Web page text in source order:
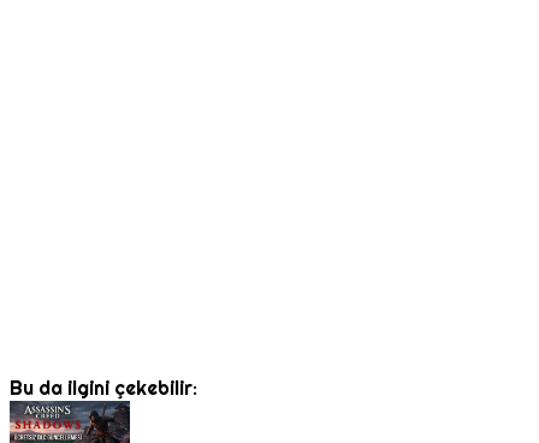
Bu da ilgini çekebilir: